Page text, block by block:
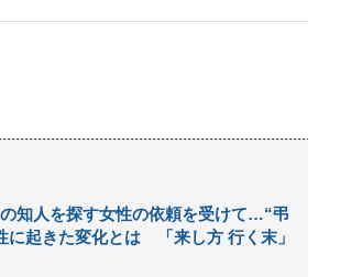
知人を探す女性の依頼を受けて…“弔
に起きた変化とは 「来し方 行く末」